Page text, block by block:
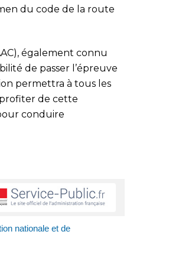
du code de la route
également connu
de passer l’épreuve
permettra à tous les
de cette
conduire
nationale et de